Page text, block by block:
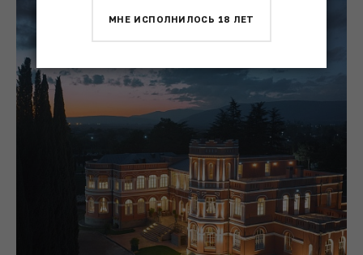
МНЕ ИСПОЛНИЛОСЬ 18 ЛЕТ